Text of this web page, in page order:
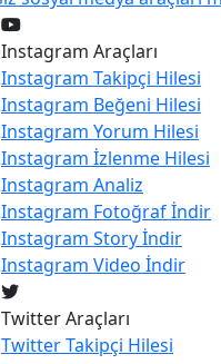
Instagram Araçları
Instagram Takipçi Hilesi
Instagram Beğeni Hilesi
Instagram Yorum Hilesi
Instagram İzlenme Hilesi
Instagram Analiz
Instagram Fotoğraf İndir
Instagram Story İndir
Instagram Video İndir
Twitter Araçları
TwitterTakipçi Hilesi